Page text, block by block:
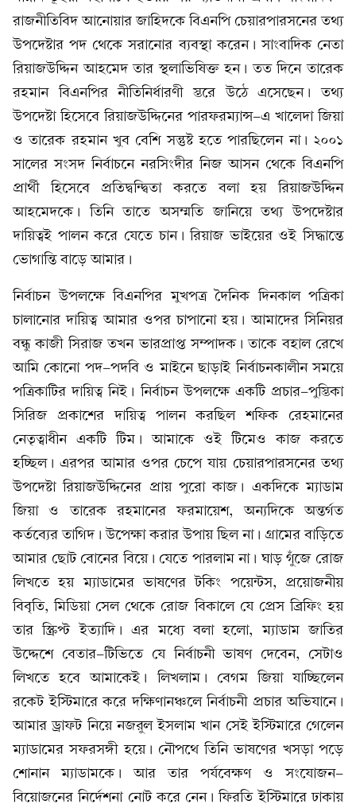
রাজনীতিবিদ আনোয়ার জাহিদকে বিএনপি চেয়ারপারসনের তথ্য
উপদেষ্টার পদ থেকে সরানোর ব্যবস্থা করেন। সাংবাদিক নেতা
রিয়াজউদ্দিন আহমেদ তার স্থলাভিষিক্ত হন। তত দিনে তারেক
রহমান বিএনপির নীতিনির্ধারণী স্তরে উঠে এসেছেন। তথ্য
উপদেষ্টা হিসেবে রিয়াজউদ্দিনের পারফরম্যান্স-এ খালেদা জিয়া
ও তারেক রহমান খুব বেশি সন্তুষ্ট হতে পারছিলেন না। ২০০১
সালের সংসদ নির্বাচনে নরসিংদীর নিজ আসন থেকে বিএনপি
প্রার্থী হিসেবে প্রতিদ্বন্দ্বিতা করতে বলা হয় রিয়াজউদ্দিন
আহমেদকে। তিনি তাতে অসম্মতি জানিয়ে তথ্য উপদেষ্টার
দায়িত্বই পালন করে যেতে চান। রিয়াজ ভাইয়ের ওই সিদ্ধান্তে
ভোগান্তি বাড়ে আমার।
নির্বাচন উপলক্ষে বিএনপির মুখপত্র দৈনিক দিনকাল পত্রিকা
চালানোর দায়িত্ব আমার ওপর চাপানো হয়। আমাদের সিনিয়র
বন্ধু কাজী সিরাজ তখন ভারপ্রাপ্ত সম্পাদক। তাকে বহাল রেখে
আমি কোনো পদ-পদবি ও মাইনে ছাড়াই নির্বাচনকালীন সময়ে
পত্রিকাটির দায়িত্ব নিই। নির্বাচন উপলক্ষে একটি প্রচার-পুস্তিকা
সিরিজ প্রকাশের দায়িত্ব পালন করছিল শফিক রেহমানের
নেতৃত্বাধীন একটি টিম। আমাকে ওই টিমেও কাজ করতে
হচ্ছিল। এরপর আমার ওপর চেপে যায় চেয়ারপারসনের তথ্য
উপদেষ্টা রিয়াজউদ্দিনের প্রায় পুরো কাজ। একদিকে ম্যাডাম
জিয়া ও তারেক রহমানের ফরমায়েশ, অন্যদিকে অন্তর্গত
কর্তব্যের তাগিদ। উপেক্ষা করার উপায় ছিল না। গ্রামের বাড়িতে
আমার ছোট বোনের বিয়ে। যেতে পারলাম না। ঘাড় গুঁজে রোজ
লিখতে হয় ম্যাডামের ভাষণের টকিং পয়েন্টস, প্রয়োজনীয়
বিবৃতি, মিডিয়া সেল থেকে রোজ বিকালে যে প্রেস ব্রিফিং হয়
তার স্ক্রিপ্ট ইত্যাদি। এর মধ্যে বলা হলো, ম্যাডাম জাতির
উদ্দেশে বেতার-টিভিতে যে নির্বাচনী ভাষণ দেবেন, সেটাও
লিখতে হবে আমাকেই। লিখলাম। বেগম জিয়া যাচ্ছিলেন
রকেট ইস্টিমারে করে দক্ষিণানঞ্চলে নির্বাচনী প্রচার অভিযানে।
আমার ড্রাফট নিয়ে নজরুল ইসলাম খান সেই ইস্টিমারে গেলেন
ম্যাডামের সফরসঙ্গী হয়ে। নৌপথে তিনি ভাষণের খসড়া পড়ে
শোনান ম্যাডামকে। আর তার পর্যবেক্ষণ ও সংযোজন-
বিয়োজনের নির্দেশনা নোট করে নেন। ফিরতি ইস্টিমারে ঢাকায়